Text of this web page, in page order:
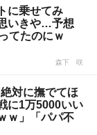
に乗せてみ
いきや…予想
てたのにｗ
森下 咲
対に撫でてほ
に1万5000いい
ｗ」「パパ不